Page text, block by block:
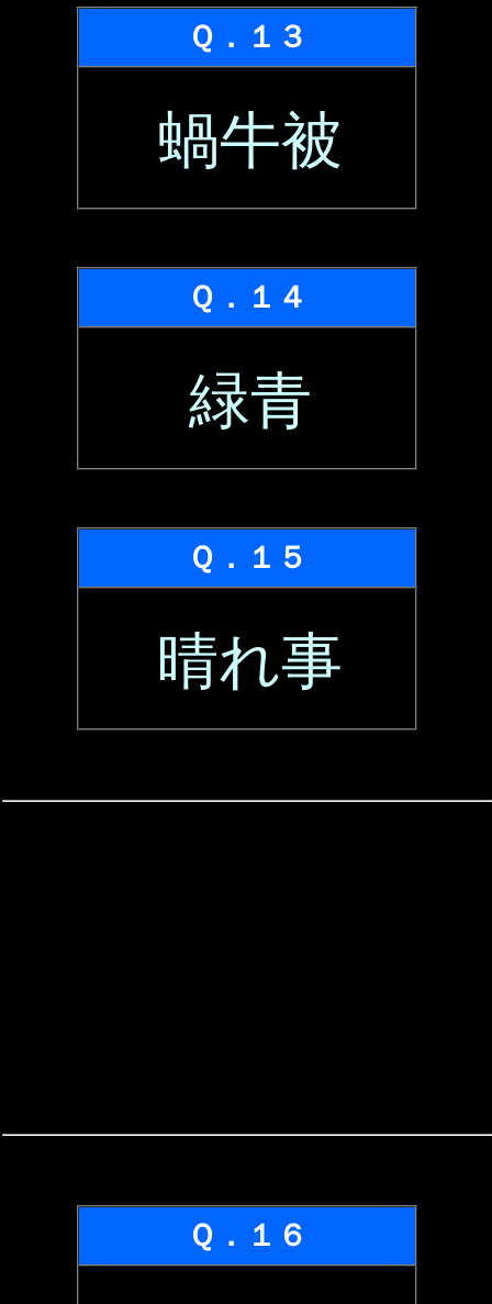
Ｑ．１３
蝸牛被
Ｑ．１４
緑青
Ｑ．１５
晴れ事
Ｑ．１６